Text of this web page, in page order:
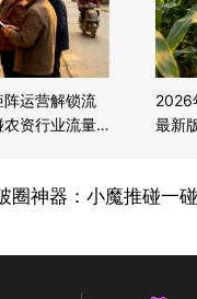
运营解锁流
资行业流量
2026
最新
小魔推碰一碰发视频，把流量变销量，引